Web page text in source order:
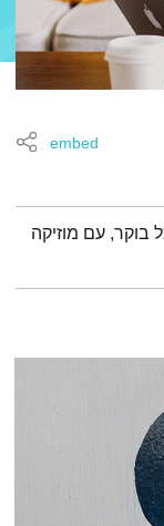
embed
בוקר, עם מוזיקה